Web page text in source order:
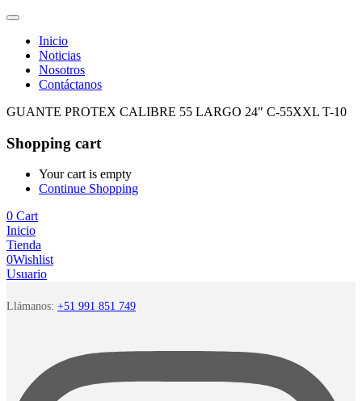
Inicio
Noticias
Nosotros
Contáctanos
GUANTE PROTEX CALIBRE 55 LARGO 24″ C-55XXL T-10
Shopping cart
Your cart is empty
Continue Shopping
0 Cart
Inicio
Tienda
0Wishlist
Usuario
Llámanos: +51 991 851 749